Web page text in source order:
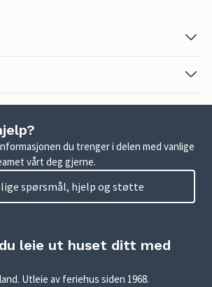
du trenger i delen med vanlige
vårt deg gjerne.
spørsmål, hjelp og støtte
leie ut huset ditt med
Utleie av feriehus siden 1968.